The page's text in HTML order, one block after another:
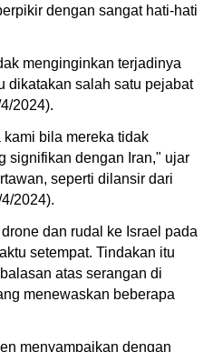
dengan sangat hati-hati
menginginkan terjadinya
dikatakan salah satu pejabat
2024).
bila mereka tidak
signifikan dengan Iran," ujar
seperti dilansir dari
2024).
dan rudal ke Israel pada
setempat. Tindakan itu
atas serangan di
menewaskan beberapa
menyampaikan dengan